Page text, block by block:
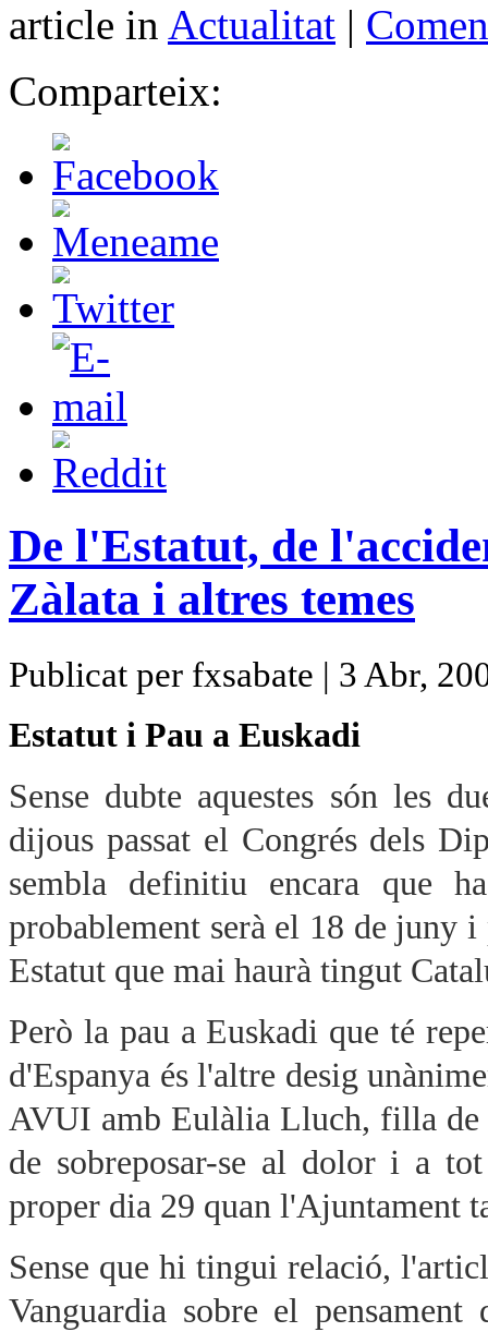
article in Actualitat |
Comparteix:
De l'Estatut, de
Zàlata i altres temes
Publicat per fxsabate | 3 Abr,
Estatut i Pau a Euskadi
Sense dubte aquestes són les
dijous passat el Congrés dels
sembla definitiu encara que
probablement serà el 18 de juny
Estatut que mai haurà tingut
Però la pau a Euskadi que té
d'Espanya és l'altre desig
AVUI amb Eulàlia Lluch, filla de
de sobreposar-se al dolor i a
proper dia 29 quan l'Ajuntament
Sense que hi tingui relació,
Vanguardia sobre el